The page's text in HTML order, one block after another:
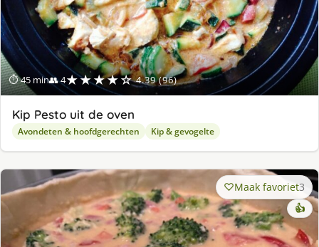
⏱ 45 min👥 4★★★★☆ 4.39 (96)
Kip Pesto uit de oven
Avondeten & hoofdgerechten Kip & gevogelte
Maak favoriet3
👍